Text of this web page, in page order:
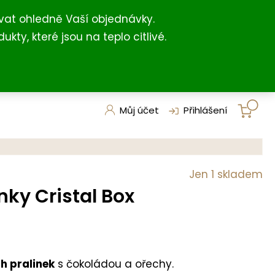
ohledně Vaší objednávky.
které jsou na teplo citlivé.
+420 731 127 211 (For English)
Můj účet Přihlášení
Cristal Box
pralineks čokoládou a ořechy.
Jen 1 skladem